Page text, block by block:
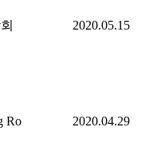
2020.05.15
Ro 2020.04.29